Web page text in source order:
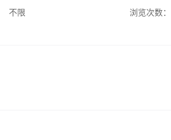
不限
浏览次数：